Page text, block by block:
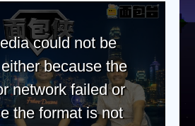
could not be
because the
network failed or
the format is not